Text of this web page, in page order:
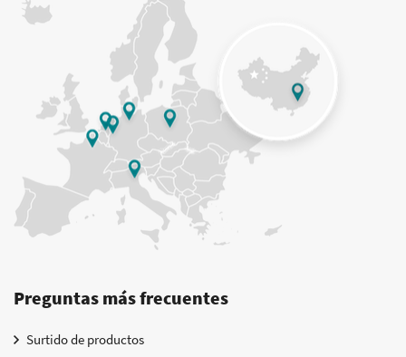
Preguntas más frecuentes
Surtido de productos